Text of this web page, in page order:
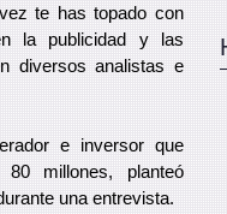
te has topado con
la publicidad y las
diversos analistas e
e inversor que
millones, planteó
una entrevista.